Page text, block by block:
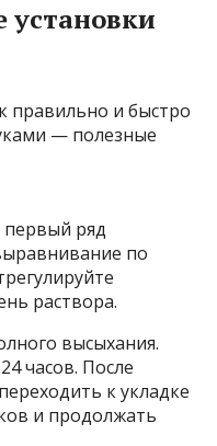
первый ряд
по
раствора.
высыхания.
часов. После
к укладке
и продолжать